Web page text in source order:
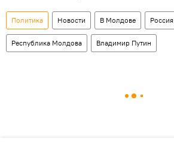
Политика Новости В Молдове Россия
Республика Молдова Владимир Путин